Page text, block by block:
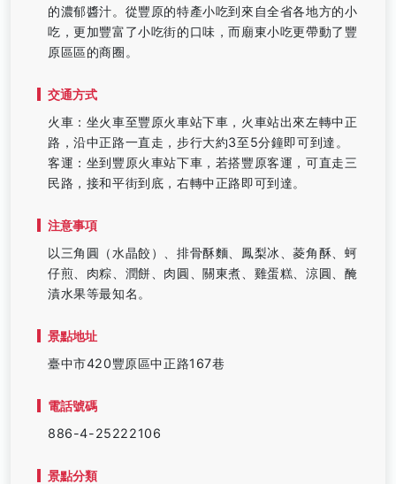
的濃郁醬汁。從豐原的特產小吃到來自全省各地方的小
吃，更加豐富了小吃街的口味，而廟東小吃更帶動了豐
原區區的商圈。
交通方式
火車：坐火車至豐原火車站下車，火車站出來左轉中正
路，沿中正路一直走，步行大約3至5分鐘即可到達。
客運：坐到豐原火車站下車，若搭豐原客運，可直走三
民路，接和平街到底，右轉中正路即可到達。
注意事項
以三角圓（水晶餃）、排骨酥麵、鳳梨冰、菱角酥、蚵
仔煎、肉粽、潤餅、肉圓、關東煮、雞蛋糕、涼圓、醃
漬水果等最知名。
景點地址
臺中市420豐原區中正路167巷
電話號碼
886-4-25222106
景點分類